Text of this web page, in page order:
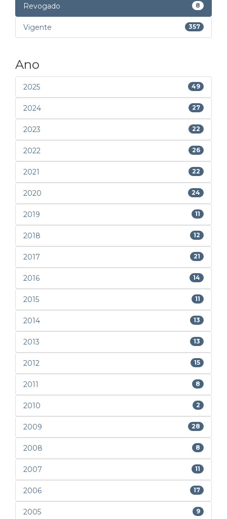
Revogado 8
Vigente 357
Ano
2025 49
2024 27
2023 22
2022 26
2021 22
2020 24
2019 11
2018 12
2017 21
2016 14
2015 11
2014 13
2013 13
2012 15
2011 8
2010 2
2009 28
2008 8
2007 11
2006 17
2005 9